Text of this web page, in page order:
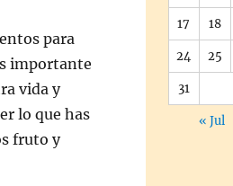
para
importante
vida y
lo que has
fruto y
17 18
24 25
31
« Jul